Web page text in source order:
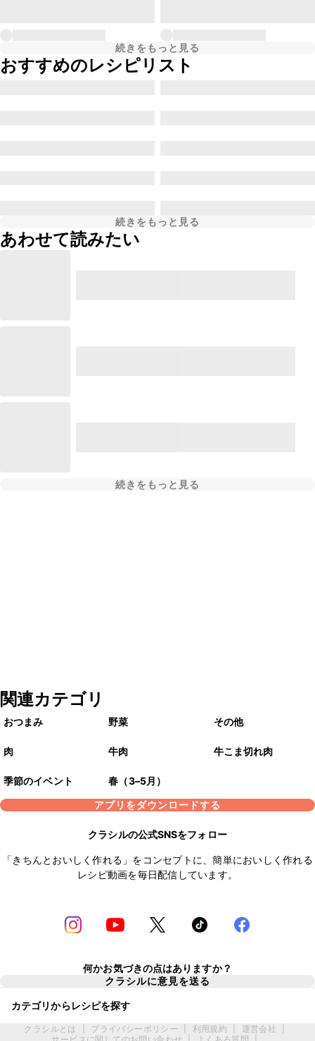
続きをもっと見る
おすすめのレシピリスト
続きをもっと見る
あわせて読みたい
続きをもっと見る
関連カテゴリ
おつまみ 野菜 その他
肉 牛肉 牛こま切れ肉
季節のイベント
春（3–5月）
アプリをダウンロードする
クラシルの公式SNSをフォロー
「きちんとおいしく作れる」をコンセプトに、簡単においしく作れる
レシピ動画を毎日配信しています。
何かお気づきの点はありますか？
クラシルに意見を送る
カテゴリからレシピを探す
クラシルとは プライバシーポリシー 利用規約 運営会社